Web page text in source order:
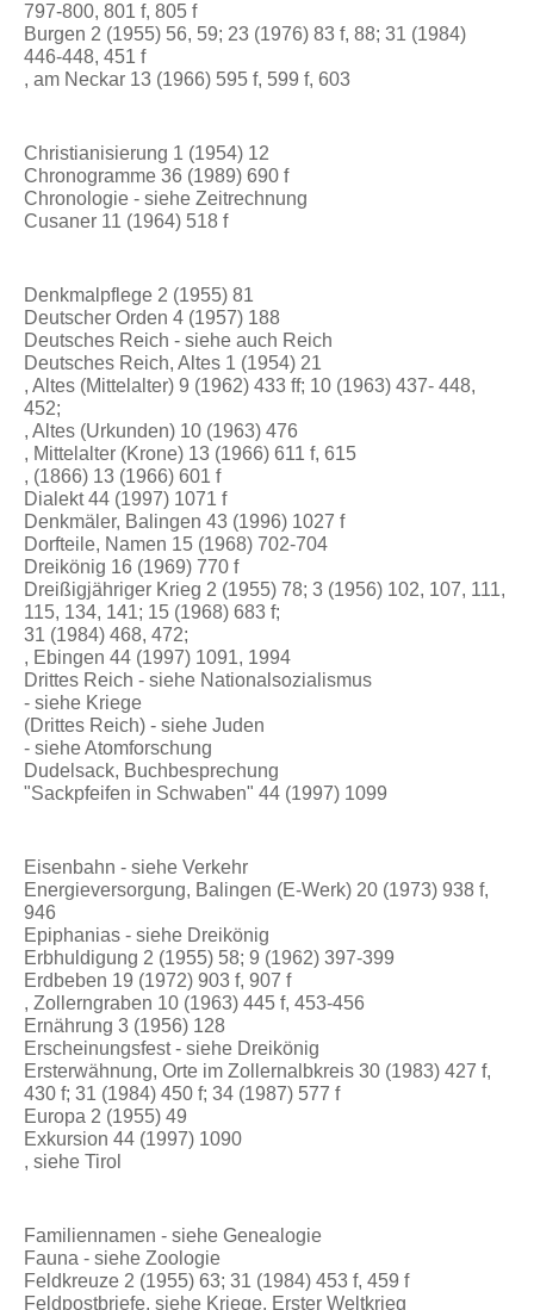
797-800, 801 f, 805 f
Burgen 2 (1955) 56, 59; 23 (1976) 83 f, 88; 31 (1984)
446-448, 451 f
, am Neckar 13 (1966) 595 f, 599 f, 603
Christianisierung 1 (1954) 12
Chronogramme 36 (1989) 690 f
Chronologie - siehe Zeitrechnung
Cusaner 11 (1964) 518 f
Denkmalpflege 2 (1955) 81
Deutscher Orden 4 (1957) 188
Deutsches Reich - siehe auch Reich
Deutsches Reich, Altes 1 (1954) 21
, Altes (Mittelalter) 9 (1962) 433 ff; 10 (1963) 437- 448,
452;
, Altes (Urkunden) 10 (1963) 476
, Mittelalter (Krone) 13 (1966) 611 f, 615
, (1866) 13 (1966) 601 f
Dialekt 44 (1997) 1071 f
Denkmäler, Balingen 43 (1996) 1027 f
Dorfteile, Namen 15 (1968) 702-704
Dreikönig 16 (1969) 770 f
Dreißigjähriger Krieg 2 (1955) 78; 3 (1956) 102, 107, 111,
115, 134, 141; 15 (1968) 683 f;
31 (1984) 468, 472;
, Ebingen 44 (1997) 1091, 1994
Drittes Reich - siehe Nationalsozialismus
- siehe Kriege
(Drittes Reich) - siehe Juden
- siehe Atomforschung
Dudelsack, Buchbesprechung
"Sackpfeifen in Schwaben" 44 (1997) 1099
Eisenbahn - siehe Verkehr
Energieversorgung, Balingen (E-Werk) 20 (1973) 938 f,
946
Epiphanias - siehe Dreikönig
Erbhuldigung 2 (1955) 58; 9 (1962) 397-399
Erdbeben 19 (1972) 903 f, 907 f
, Zollerngraben 10 (1963) 445 f, 453-456
Ernährung 3 (1956) 128
Erscheinungsfest - siehe Dreikönig
Ersterwähnung, Orte im Zollernalbkreis 30 (1983) 427 f,
430 f; 31 (1984) 450 f; 34 (1987) 577 f
Europa 2 (1955) 49
Exkursion 44 (1997) 1090
, siehe Tirol
Familiennamen - siehe Genealogie
Fauna - siehe Zoologie
Feldkreuze 2 (1955) 63; 31 (1984) 453 f, 459 f
Feldpostbriefe, siehe Kriege, Erster Weltkrieg